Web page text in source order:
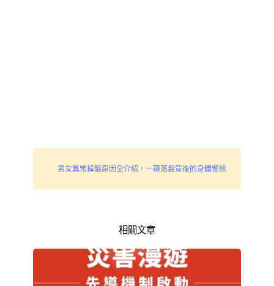
男女異常掉髮原因全介紹，一窺落髮背後的身體警訊
相關文章